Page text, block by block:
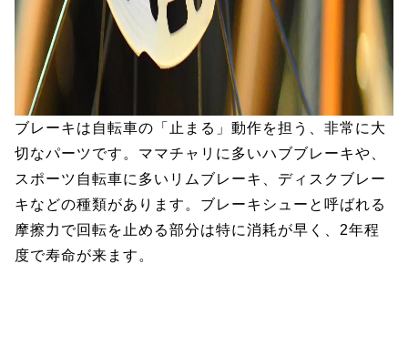
ブレーキは自転車の「止まる」動作を担う、非常に大
切なパーツです。ママチャリに多いハブブレーキや、
スポーツ自転車に多いリムブレーキ、ディスクブレー
キなどの種類があります。ブレーキシューと呼ばれる
摩擦力で回転を止める部分は特に消耗が早く、2年程
度で寿命が来ます。